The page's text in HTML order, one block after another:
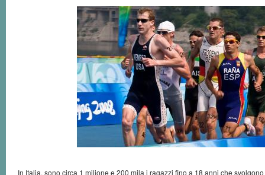
In Italia, sono circa 1 milione e 200 mila i ragazzi fino a 18 anni che